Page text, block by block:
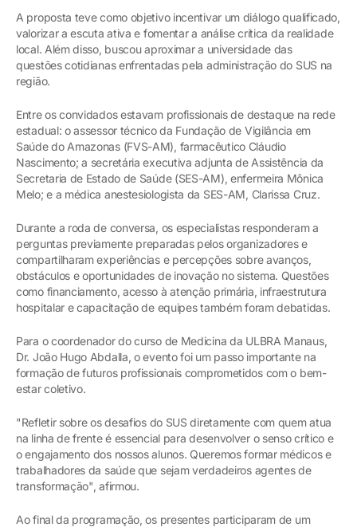
A proposta teve como objetivo incentivar um diálogo qualificado,
valorizar a escuta ativa e fomentar a análise crítica da realidade
local. Além disso, buscou aproximar a universidade das
questões cotidianas enfrentadas pela administração do SUS na
região.
Entre os convidados estavam profissionais de destaque na rede
estadual: o assessor técnico da Fundação de Vigilância em
Saúde do Amazonas (FVS-AM), farmacêutico Cláudio
Nascimento; a secretária executiva adjunta de Assistência da
Secretaria de Estado de Saúde (SES-AM), enfermeira Mônica
Melo; e a médica anestesiologista da SES-AM, Clarissa Cruz.
Durante a roda de conversa, os especialistas responderam a
perguntas previamente preparadas pelos organizadores e
compartilharam experiências e percepções sobre avanços,
obstáculos e oportunidades de inovação no sistema. Questões
como financiamento, acesso à atenção primária, infraestrutura
hospitalar e capacitação de equipes também foram debatidas.
Para o coordenador do curso de Medicina da ULBRA Manaus,
Dr. João Hugo Abdalla, o evento foi um passo importante na
formação de futuros profissionais comprometidos com o bem-
estar coletivo.
"Refletir sobre os desafios do SUS diretamente com quem atua
na linha de frente é essencial para desenvolver o senso crítico e
o engajamento dos nossos alunos. Queremos formar médicos e
trabalhadores da saúde que sejam verdadeiros agentes de
transformação", afirmou.
Ao final da programação, os presentes participaram de um